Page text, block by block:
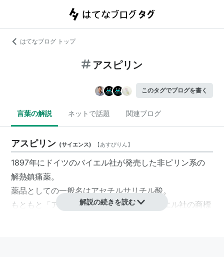
はてなブログ トップ
アスピリン
このタグでブログを書く
言葉の解説 ネットで話題 関連ブログ
アスピリン (サイエンス) 【あすぴりん】
1897年にドイツのバイエル社が発売した非ピリン系の
解熱鎮痛薬。
薬品としての一般名はアセチルサリチル酸。
もともと「アスピリン」という名前はバイエル社の商標
解説の続きを読む